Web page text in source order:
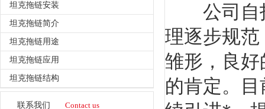
坦克拖链安装
坦克拖链简介
坦克拖链用途
坦克拖链应用
坦克拖链结构
联系我们 Contact us
公司自投
理逐步规
雏形，良
的肯定。